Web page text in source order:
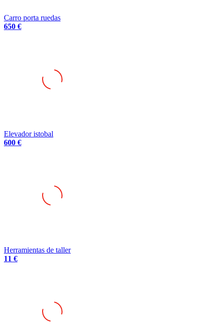
Carro porta ruedas
650 €
Elevador istobal
600 €
Herramientas de taller
11 €